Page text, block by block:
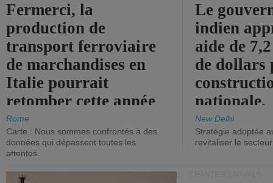
Fermerci, la
production de
transport ferroviaire
de marchandises en
Italie pourrait
retomber cette année
aux niveaux de 2015.
Rome
Carte : Nous sommes confrontés à des
données qui dépassent toutes les
attentes.
Le
indien
aide de
de dollars
nationale.
New Delhi
Stratégie adoptée
revitaliser le secteur